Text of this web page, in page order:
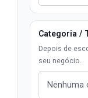
Categoria /
Depois de
seu negócio.